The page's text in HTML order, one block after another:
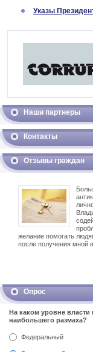
Указы
Наши партнеры
Контакты
Отзывы граждан
желание помогать
после получения мной
Опрос
На каком уровне власти
наибольшего размаха?
Федеральный